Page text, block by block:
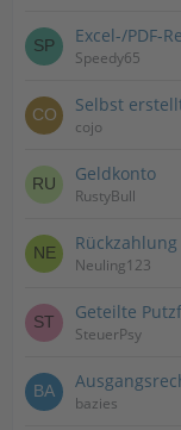
Excel-/PDF-
Speedy65
Selbst
cojo
Geldkonto
RustyBull
Neuling123
Geteilte
SteuerPsy
bazies